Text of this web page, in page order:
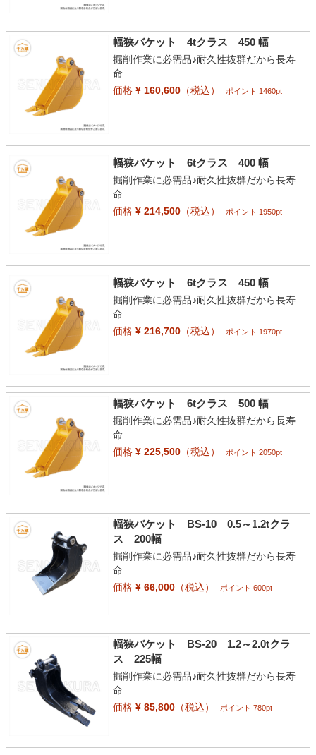
幅狭バケット 4tクラス 450 幅
掘削作業に必需品♪耐久性抜群だから長寿
命
価格¥ 160,600（税込） ポイント 1460pt
幅狭バケット 6tクラス 400 幅
掘削作業に必需品♪耐久性抜群だから長寿
命
価格¥ 214,500（税込） ポイント 1950pt
幅狭バケット 6tクラス 450 幅
掘削作業に必需品♪耐久性抜群だから長寿
命
価格¥ 216,700（税込） ポイント 1970pt
幅狭バケット 6tクラス 500 幅
掘削作業に必需品♪耐久性抜群だから長寿
命
価格¥ 225,500（税込） ポイント 2050pt
幅狭バケット BS-10 0.5～1.2tクラ
ス 200幅
掘削作業に必需品♪耐久性抜群だから長寿
命
価格¥ 66,000（税込） ポイント 600pt
幅狭バケット BS-20 1.2～2.0tクラ
ス 225幅
掘削作業に必需品♪耐久性抜群だから長寿
命
価格¥ 85,800（税込） ポイント 780pt